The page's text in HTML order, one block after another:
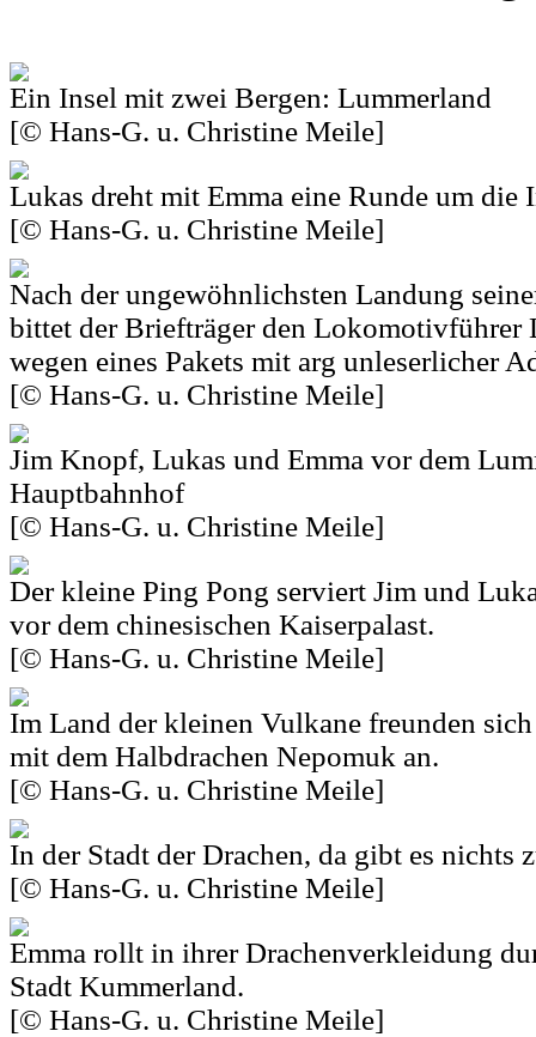
Ein Insel mit zwei Bergen: Lummerland
[© Hans-G. u. Christine Meile]
Lukas dreht mit Emma eine Runde um die
[© Hans-G. u. Christine Meile]
Nach der ungewöhnlichsten Landung
bittet der Briefträger den Lokomotivführer
wegen eines Pakets mit arg unleserlicher
[© Hans-G. u. Christine Meile]
Jim Knopf, Lukas und Emma vor dem
Hauptbahnhof
[© Hans-G. u. Christine Meile]
Der kleine Ping Pong serviert Jim und
vor dem chinesischen Kaiserpalast.
[© Hans-G. u. Christine Meile]
Im Land der kleinen Vulkane freunden
mit dem Halbdrachen Nepomuk an.
[© Hans-G. u. Christine Meile]
In der Stadt der Drachen, da gibt es nichts
[© Hans-G. u. Christine Meile]
Emma rollt in ihrer Drachenverkleidung
Stadt Kummerland.
[© Hans-G. u. Christine Meile]